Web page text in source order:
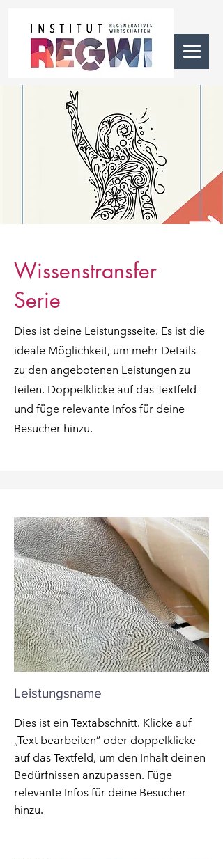
Wissenstransfer
Serie
Dies ist deine Leistungsseite. Es ist die
ideale Möglichkeit, um mehr Details
zu den angebotenen Leistungen zu
teilen. Doppelklicke auf das Textfeld
und füge relevante Infos für deine
Besucher hinzu.
Leistungsname
Dies ist ein Textabschnitt. Klicke auf
„Text bearbeiten” oder doppelklicke
auf das Textfeld, um den Inhalt deinen
Bedürfnissen anzupassen. Füge
relevante Infos für deine Besucher
hinzu.